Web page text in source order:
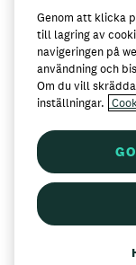
Här
Garant
Genom att klicka
till lagring av
navigeringen på
användning och
Om du vill
inställningar.